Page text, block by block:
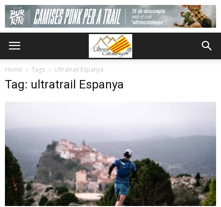
Home Tags Ultratrail Espanya
Tag: ultratrail Espanya